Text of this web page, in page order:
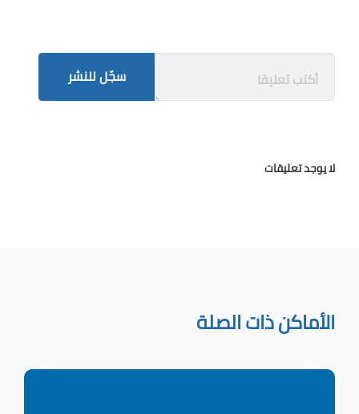
سجّل للنشر
لا يوجد تعليقات
الأماكن ذات الصلة